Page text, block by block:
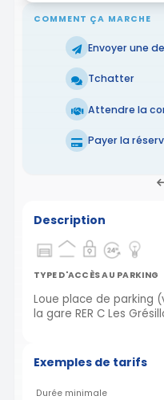
COMMENT ÇA MARCHE
Envoyer une
Tchatter
Attendre la
Payer la
Description
TYPE D'ACCÈS AU PARKING
Loue place de parking
la gare RER C Les
Exemples de tarifs
Durée minimale